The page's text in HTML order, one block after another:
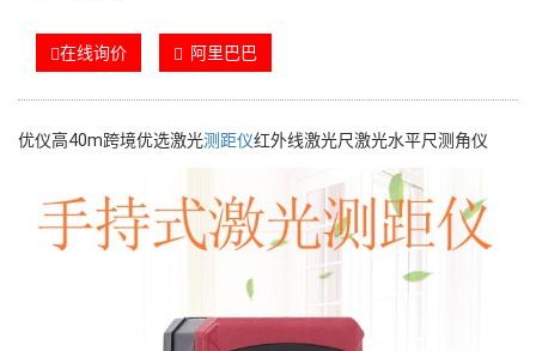
在线询价 阿里巴巴
优仪高40m跨境优选激光测距仪红外线激光尺激光水平尺测角仪